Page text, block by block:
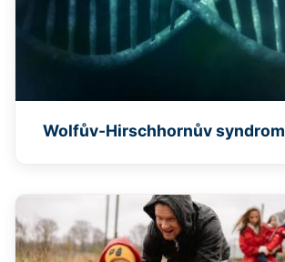
Wolfův-Hirschhornův syndrom